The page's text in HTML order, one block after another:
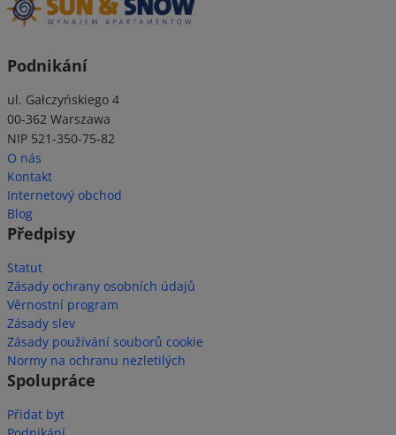
Podnikání
ul. Gałczyńskiego 4
00-362 Warszawa
NIP 521-350-75-82
O nás
Kontakt
Internetový obchod
Blog
Předpisy
Statut
Zásady ochrany osobních údajů
Věrnostní program
Zásady slev
Zásady používání souborů cookie
Normy na ochranu nezletilých
Spolupráce
Přidat byt